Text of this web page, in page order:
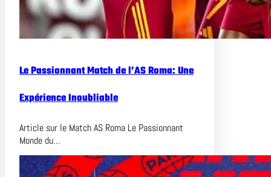
Le Passionnant Match de l’AS Roma: Une
Expérience Inoubliable
Article sur le Match AS Roma Le Passionnant
Monde du…